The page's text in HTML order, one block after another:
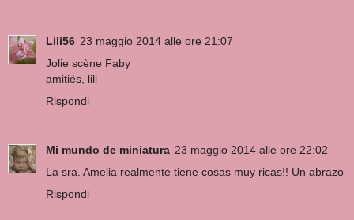
Lili56 23 maggio 2014 alle ore 21:07
Jolie scène Faby
amitiés, lili
Rispondi
Mi mundo de miniatura 23 maggio 2014 alle ore 22:02
La sra. Amelia realmente tiene cosas muy ricas!! Un abrazo
Rispondi